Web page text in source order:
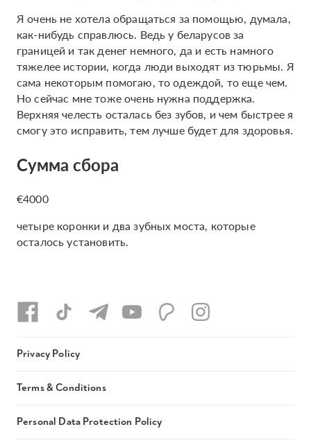
Я очень не хотела обращаться за помощью, думала,
как-нибудь справлюсь. Ведь у беларусов за
границей и так денег немного, да и есть намного
тяжелее истории, когда люди выходят из тюрьмы. Я
сама некоторым помогаю, то одеждой, то еще чем.
Но сейчас мне тоже очень нужна поддержка.
Верхняя челесть осталась без зубов, и чем быстрее я
смогу это исправить, тем лучше будет для здоровья.
Сумма сбора
€4000
четыре коронки и два зубных моста, которые
осталось установить.
Privacy Policy
Terms & Conditions
Personal Data Protection Policy